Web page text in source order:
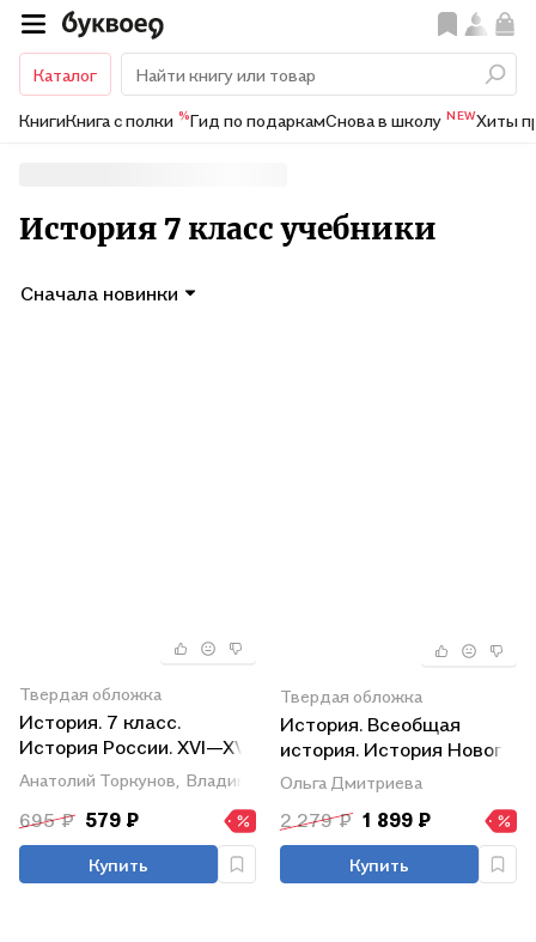
Каталог
КнигиКнига с полки %Гид по подаркамСнова в школу NEWХиты
История 7 класс учебники
Сначала новинки
Твердая обложка
История. 7 класс.
История России. XVI—XVII
вв. Учебник
Анатолий Торкунов, Владимир Мединский
695 ₽ 579 ₽
Купить
Твердая обложка
История. Всеобщая
история. История Нового
времени. Конец XV-XVII
век. 7 класс. Учебник
Ольга Дмитриева
2 279 ₽ 1 899 ₽
Купить